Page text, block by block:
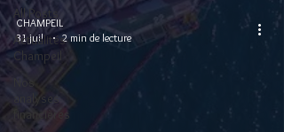
All Posts
Actualités
Champeil
analyses
financières
CHAMPEIL
31 juil.
2 min de lecture